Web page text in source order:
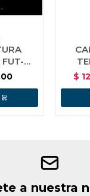
FUT-
$
a nuestra